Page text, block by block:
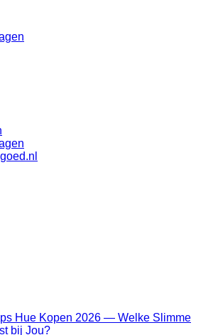
Hue Kopen 2026 — Welke Slimme
bij Jou?